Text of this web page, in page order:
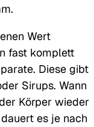
Wert
fast komplett
Diese gibt
Sirups. Wann
Körper wieder
es je nach